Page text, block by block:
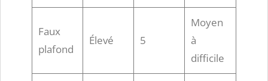
Faux
plafond
Élevé 5
Moyen
à
difficile